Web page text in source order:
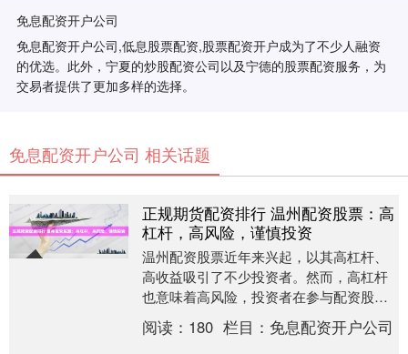
免息配资开户公司
免息配资开户公司,低息股票配资,股票配资开户成为了不少人融资
的优选。此外，宁夏的炒股配资公司以及宁德的股票配资服务，为
交易者提供了更加多样的选择。
免息配资开户公司 相关话题
正规期货配资排行 温州配资股票：高
杠杆，高风险，谨慎投资
温州配资股票近年来兴起，以其高杠杆、
高收益吸引了不少投资者。然而，高杠杆
也意味着高风险，投资者在参与配资股票
时，需要谨慎投资。 2. 配资额度：根据自
己的资金需....
阅读： 180 栏目： 免息配资开户公司